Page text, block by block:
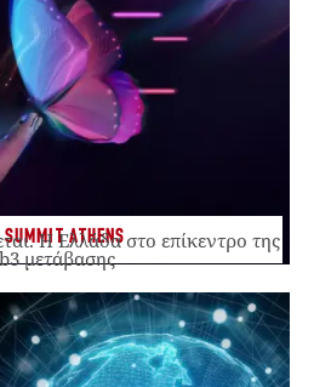
SUMMIT ATHENS
Η Ελλάδα στο επίκεντρο της
μετάβασης